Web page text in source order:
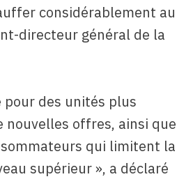
considérablement au
directeur général de la
des unités plus
nouvelles offres, ainsi que
qui limitent la
supérieur », a déclaré